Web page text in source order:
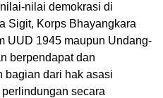
nilai demokrasi di
Sigit, Korps Bhayangkara
UUD 1945 maupun Undang-
berpendapat dan
bagian dari hak asasi
secara